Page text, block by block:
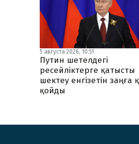
5 августа 2026, 10:51
Путин шетелдегі
ресейліктерге қатысты
шектеу енгізетін заңға
қойды